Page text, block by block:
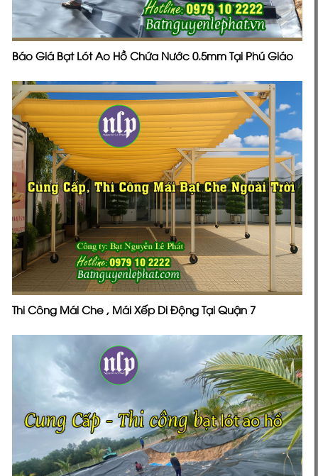
Báo Giá Bạt Lót Ao Hồ Chứa Nước 0.5mm Tại Phú Giáo
Thi Công Mái Che , Mái Xếp Di Động Tại Quận 7